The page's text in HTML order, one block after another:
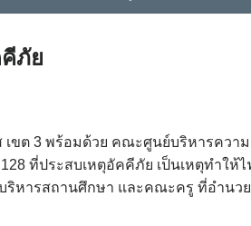
ภัย
เขต 3 พร้อมด้วย คณะศูนย์บริหารควา
ที่ประสบเหตุอัคคีภัย เป็นเหตุทำให้ไ
ริหารสถานศึกษา และคณะครู ที่อำนว